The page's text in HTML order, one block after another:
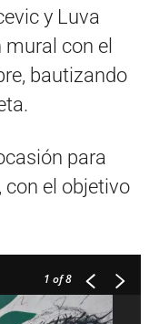
y Luva
con el
bautizando
para
el objetivo
1 of 8